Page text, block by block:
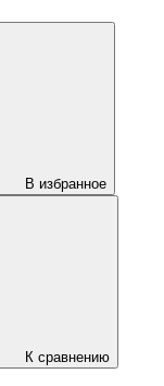
В избранное
К сравнению